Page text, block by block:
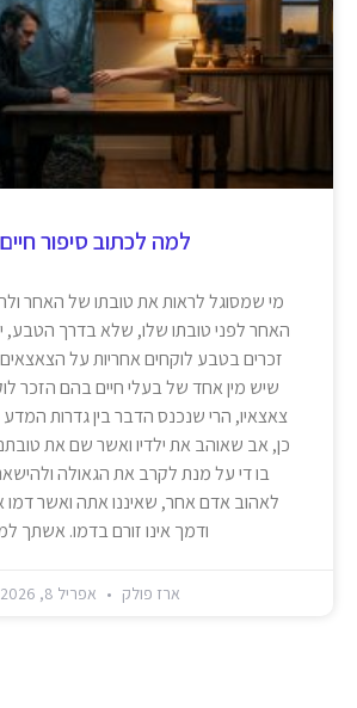
למה לכתוב סיפור
מי שמסוגל לראות את טובתו של האחר
האחר לפני טובתו שלו, שלא בדרך הטבע,
זכרים בטבע לוקחים אחריות על
שיש מין אחד של בעלי חיים בהם הזכר
צאצאיו, הרי שנכנס הדבר בין גדרות
כן, אב שאוהב את ילדיו ואשר שם את טובתם
בו די על מנת לקרב את הגאולה
לאהוב אדם אחר, שאיננו אתה ואשר דמו
ודמך אינו זורם בדמו. אשתך
ארז פולק אפריל 8, 2026